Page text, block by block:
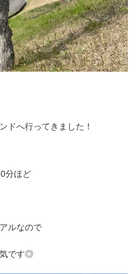
ドへ行ってきました！
分ほど
ルなので
気です◎